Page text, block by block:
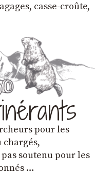
casse-croûte,
pour les
soutenu pour les
…